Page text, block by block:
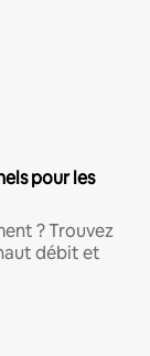
pour les
? Trouvez
débit et